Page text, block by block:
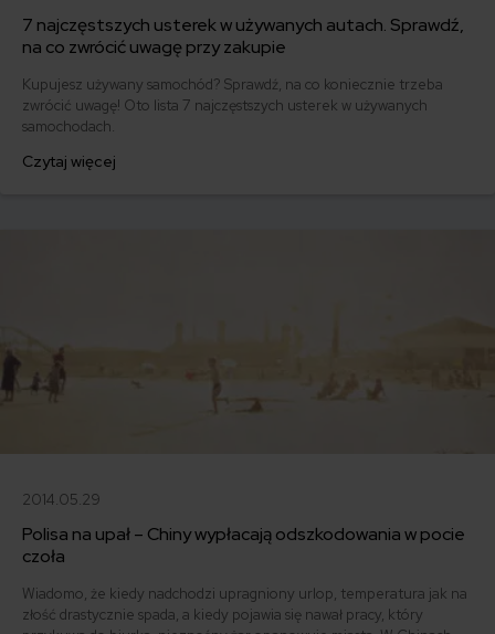
7 najczęstszych usterek w używanych autach. Sprawdź,
na co zwrócić uwagę przy zakupie
Kupujesz używany samochód? Sprawdź, na co koniecznie trzeba
zwrócić uwagę! Oto lista 7 najczęstszych usterek w używanych
samochodach.
Czytaj więcej
2014.05.29
Polisa na upał – Chiny wypłacają odszkodowania w pocie
czoła
Wiadomo, że kiedy nadchodzi upragniony urlop, temperatura jak na
złość drastycznie spada, a kiedy pojawia się nawał pracy, który